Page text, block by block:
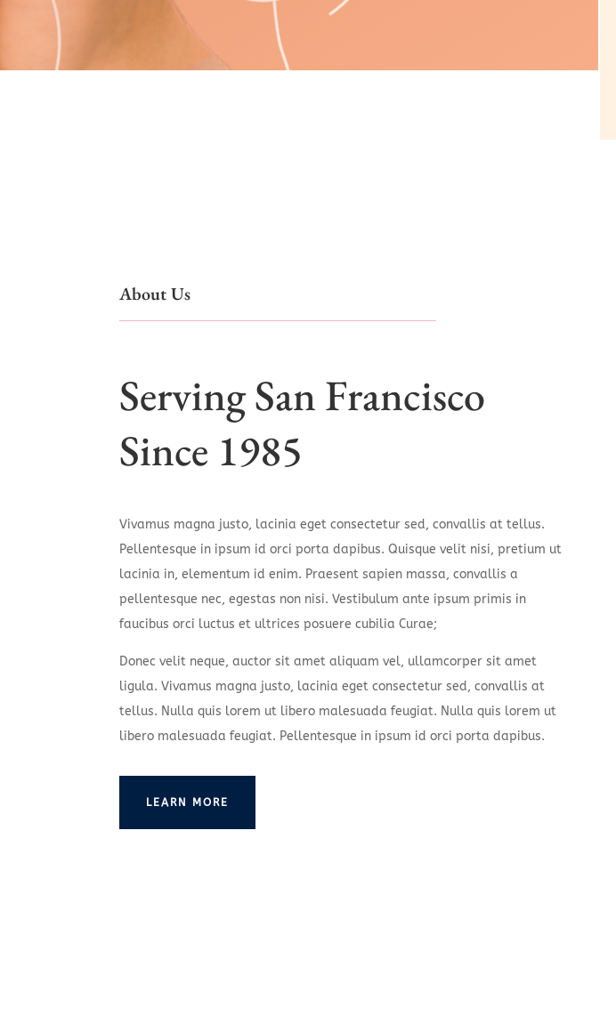
About Us
Serving San Francisco
Since 1985
Vivamus magna justo, lacinia eget consectetur sed, convallis at tellus.
Pellentesque in ipsum id orci porta dapibus. Quisque velit nisi, pretium ut
lacinia in, elementum id enim. Praesent sapien massa, convallis a
pellentesque nec, egestas non nisi. Vestibulum ante ipsum primis in
faucibus orci luctus et ultrices posuere cubilia Curae;
Donec velit neque, auctor sit amet aliquam vel, ullamcorper sit amet
ligula. Vivamus magna justo, lacinia eget consectetur sed, convallis at
tellus. Nulla quis lorem ut libero malesuada feugiat. Nulla quis lorem ut
libero malesuada feugiat. Pellentesque in ipsum id orci porta dapibus.
LEARN MORE